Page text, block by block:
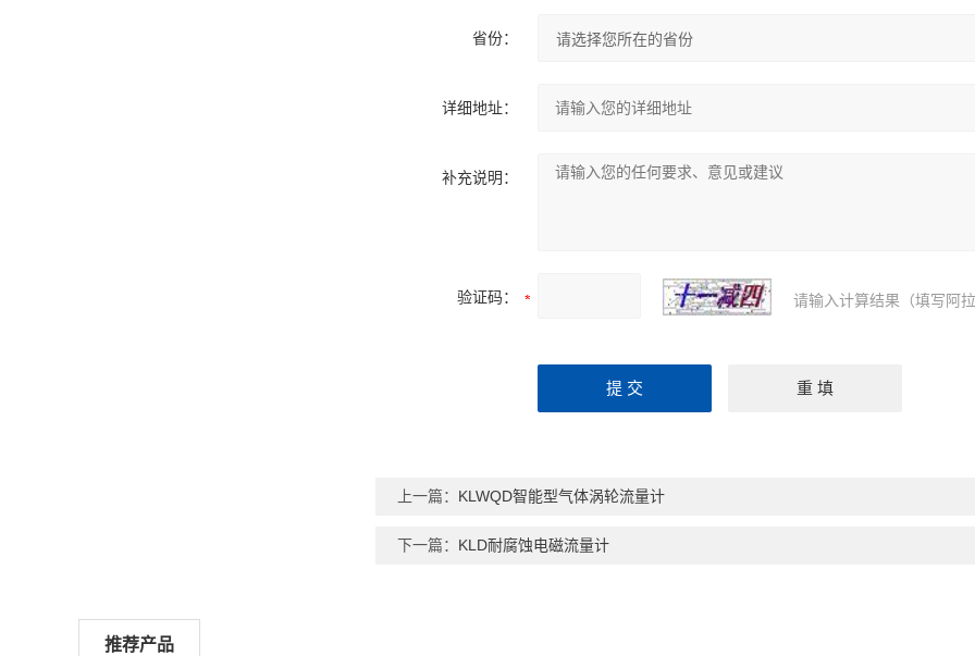
省份：
详细地址：
补充说明：
验证码： 请输入计算结果（填写阿
上一篇： KLWQD智能型气体涡轮流量计
下一篇： KLD耐腐蚀电磁流量计
推荐产品